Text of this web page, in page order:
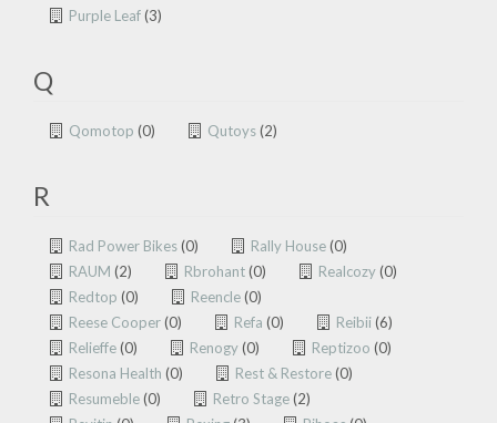
Purple Leaf(3)
Q
Qomotop (0) Qutoys(2)
R
Rad Power Bikes(0) Rally House(0)
RAUM (2) Rbrohant(0) Realcozy(0)
Redtop (0) Reencle(0)
Reese Cooper(0) Refa (0) Reibii(6)
Relieffe(0) Renogy(0) Reptizoo (0)
Resona Health (0) Rest & Restore(0)
Resumeble(0) Retro Stage(2)